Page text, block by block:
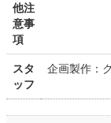
他注
意事
項
スタ
ッフ
企画製作：